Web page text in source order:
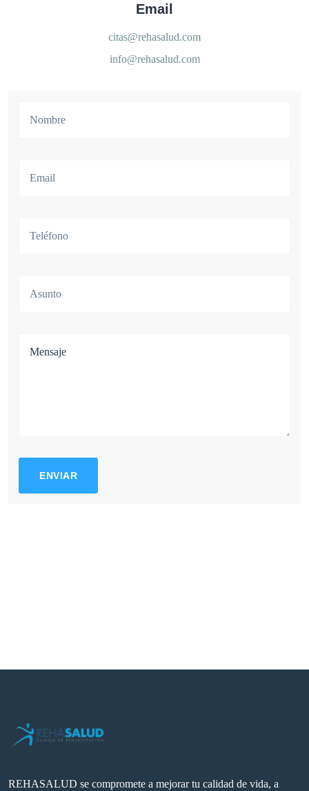
Email
citas@rehasalud.com
info@rehasalud.com
REHASALUD se compromete a mejorar tu calidad de vida, a